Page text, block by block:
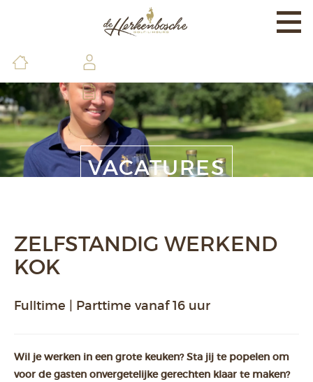
EXPERIENCE
BANEN & LAND
BRASSERIE & FACILITEITEN
DE GOLFSCHOOLVACATURES
ZELFSTANDIG WERKEND
KOK
Fulltime | Parttime vanaf 16 uur
Wil je werken in een grote keuken? Sta jij te popelen om
voor de gasten onvergetelijke gerechten klaar te maken?